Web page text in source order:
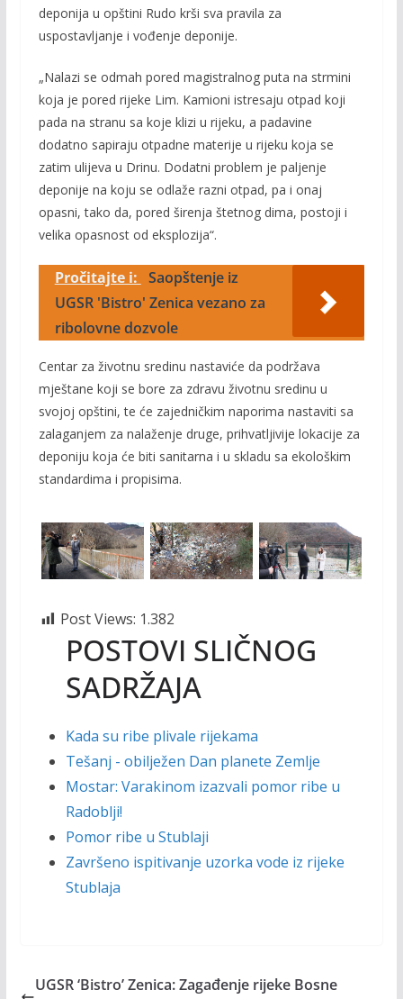
deponija u opštini Rudo krši sva pravila za
uspostavljanje i vođenje deponije.
„Nalazi se odmah pored magistralnog puta na strmini
koja je pored rijeke Lim. Kamioni istresaju otpad koji
pada na stranu sa koje klizi u rijeku, a padavine
dodatno sapiraju otpadne materije u rijeku koja se
zatim ulijeva u Drinu. Dodatni problem je paljenje
deponije na koju se odlaže razni otpad, pa i onaj
opasni, tako da, pored širenja štetnog dima, postoji i
velika opasnost od eksplozija“.
Pročitajte i: Saopštenje iz
UGSR 'Bistro' Zenica vezano za
ribolovne dozvole
Centar za životnu sredinu nastaviće da podržava
mještane koji se bore za zdravu životnu sredinu u
svojoj opštini, te će zajedničkim naporima nastaviti sa
zalaganjem za nalaženje druge, prihvatljivije lokacije za
deponiju koja će biti sanitarna i u skladu sa ekološkim
standardima i propisima.
Post Views: 1.382
POSTOVI SLIČNOG
SADRŽAJA
Kada su ribe plivale rijekama
Tešanj - obilježen Dan planete Zemlje
Mostar: Varakinom izazvali pomor ribe u
Radoblji!
Pomor ribe u Stublaji
Završeno ispitivanje uzorka vode iz rijeke
Stublaja
UGSR ‘Bistro’ Zenica: Zagađenje rijeke Bosne